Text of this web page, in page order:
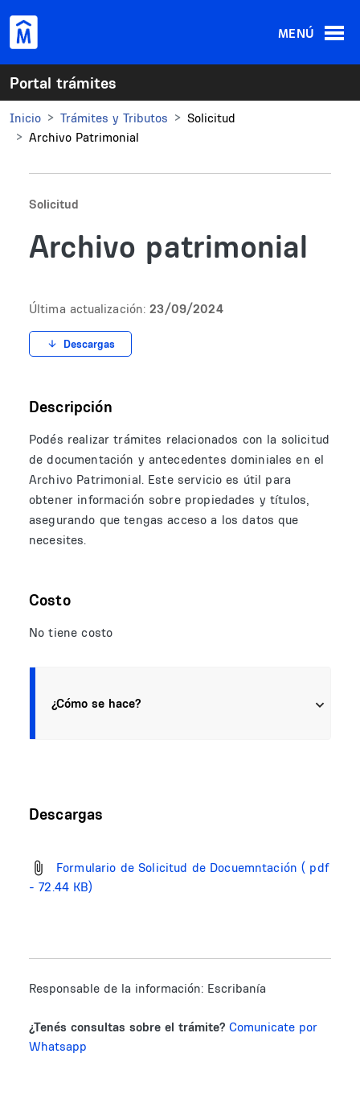
MENÚ
Portal trámites
Inicio Trámites y Tributos
Solicitud
Archivo Patrimonial
Solicitud
Archivo patrimonial
Última actualización: 23/09/2024
Descargas
Descripción
Podés realizar trámites relacionados con la solicitud
de documentación y antecedentes dominiales en el
Archivo Patrimonial. Este servicio es útil para
obtener información sobre propiedades y títulos,
asegurando que tengas acceso a los datos que
necesites.
Costo
No tiene costo
¿Cómo se hace?
Descargas
Formulario de Solicitud de Docuemntación ( pdf
- 72.44 KB)
Responsable de la información: Escribanía
¿Tenés consultas sobre el trámite? Comunicate por
Whatsapp